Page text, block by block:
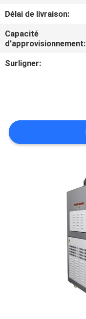
CONTACTEZ-
NOUS
NOUVELLES
CITATION
Délai de livraison:
Capacité
d'approvisionnement:
Surligner: